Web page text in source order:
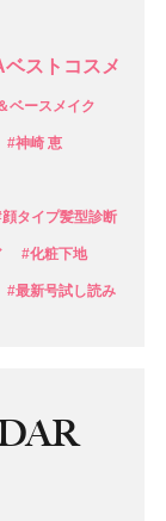
ストコスメ
ベースメイク
#神崎 恵
タイプ髪型診断
#化粧下地
#最新号試し読み